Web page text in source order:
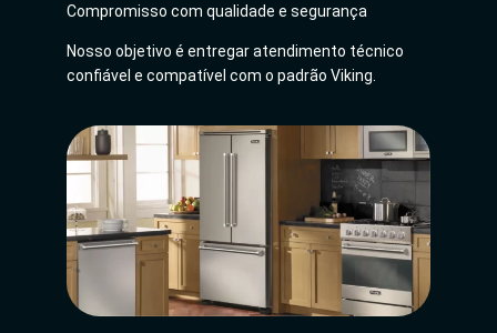
Compromisso com qualidade e segurança
Nosso objetivo é entregar atendimento técnico
confiável e compatível com o padrão Viking.